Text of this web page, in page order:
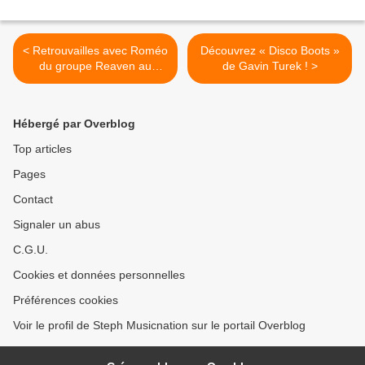
< Retrouvailles avec Roméo
du groupe Reaven au
Studio Luna Rossa à
Découvrez « Disco Boots »
de Gavin Turek ! >
Hébergé par Overblog
Top articles
Pages
Contact
Signaler un abus
C.G.U.
Cookies et données personnelles
Préférences cookies
Voir le profil de Steph Musicnation sur le portail Overblog